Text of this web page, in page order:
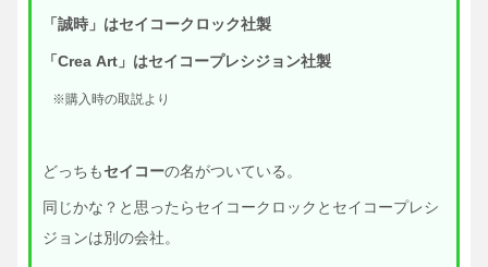
「誠時」はセイコークロック社製
「Crea Art」はセイコープレシジョン社製
※購入時の取説より
どっちもセイコーの名がついている。
同じかな？と思ったらセイコークロックとセイコープレシ
ジョンは別の会社。